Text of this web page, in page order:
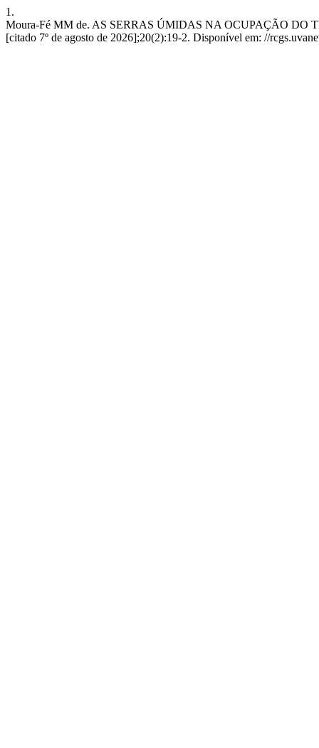
1.
Moura-Fé MM de. AS SERRAS ÚMIDAS NA OCUPAÇÃO DO
[citado 7º de agosto de 2026];20(2):19-2. Disponível em: //